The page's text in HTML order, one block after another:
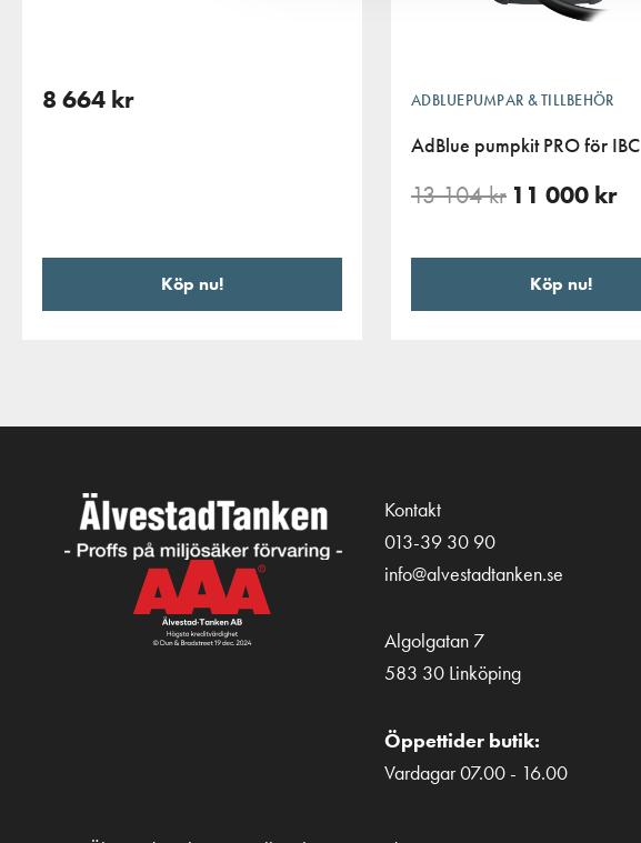
8 664 kr
Köp nu!
ADBLUEPUMPAR & TILLBEHÖR
AdBlue pumpkit PRO för IBC
13 104kr 11 000 kr
Köp nu!
Kontakt
013-39 30 90
info@alvestadtanken.se
Algolgatan 7
583 30 Linköping
Öppettider butik:
Vardagar 07.00 - 16.00